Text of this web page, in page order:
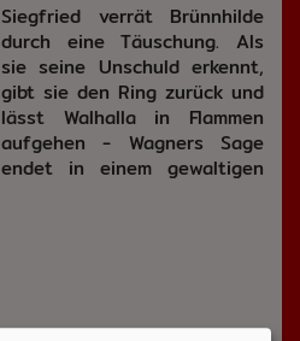
Siegfried verrät Brünnhilde
durch eine Täuschung. Als
sie seine Unschuld erkennt,
gibt sie den Ring zurück und
lässt Walhalla in Flammen
aufgehen - Wagners Sage
endet in einem gewaltigen